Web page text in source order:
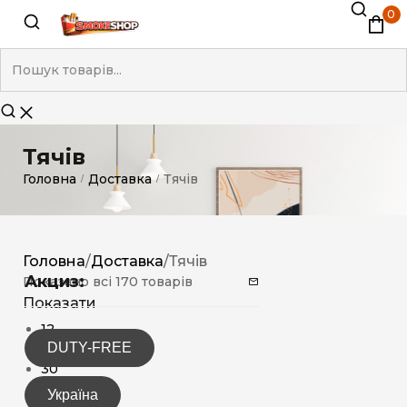
0
Тячів
Головна / Доставка / Тячів
Акциз:
DUTY-FREE
Україна
Головна/Доставка/Тячів
Показано всі 170 товарів
Показати
12
15
30